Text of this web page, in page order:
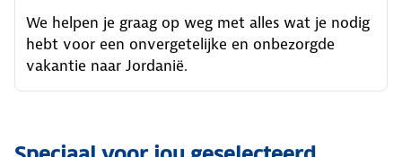
We helpen je graag op weg met alles wat je nodig
hebt voor een onvergetelijke en onbezorgde
vakantie naar Jordanië.